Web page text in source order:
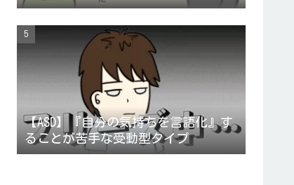
【ASD】『自分の気持ちを言語化』す
ることが苦手な受動型タイプ